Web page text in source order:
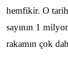
hemfikir. O
sayının 1
rakamın çok